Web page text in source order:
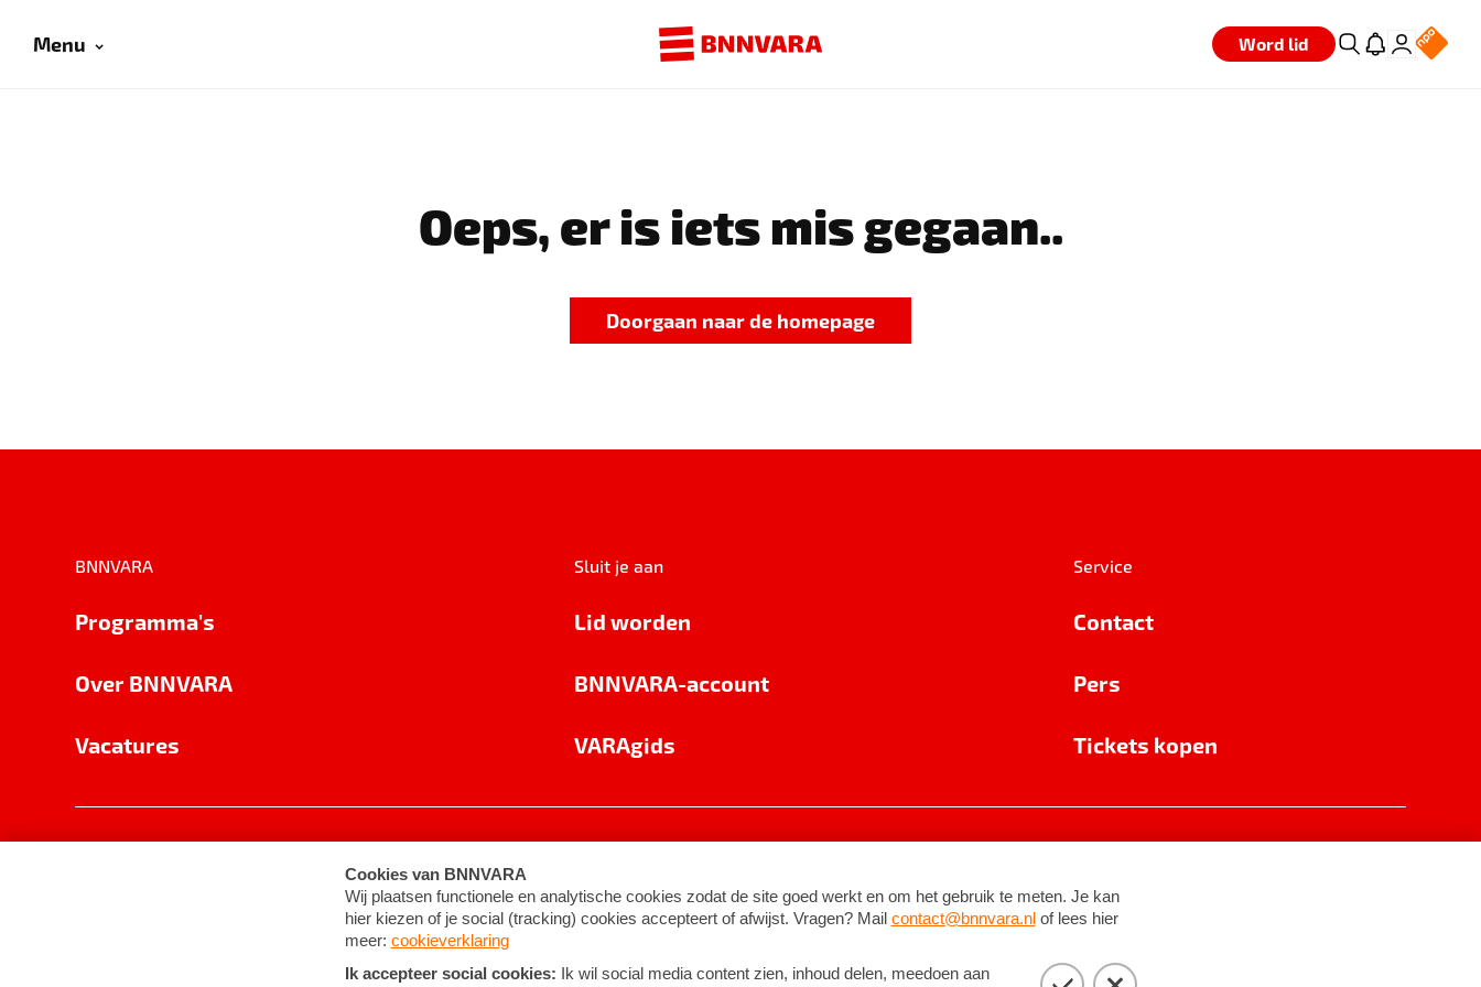
Menu Word lid
Oeps, er is iets mis gegaan..
Doorgaan naar de homepage
BNNVARA
Programma's
Over BNNVARA
Vacatures
Sluit je aan
Lid worden
BNNVARA-account
VARAgids
Service
Contact
Pers
Tickets kopen
Cookie-instellingen Algemene voorwaarden ©2026BNNVARA